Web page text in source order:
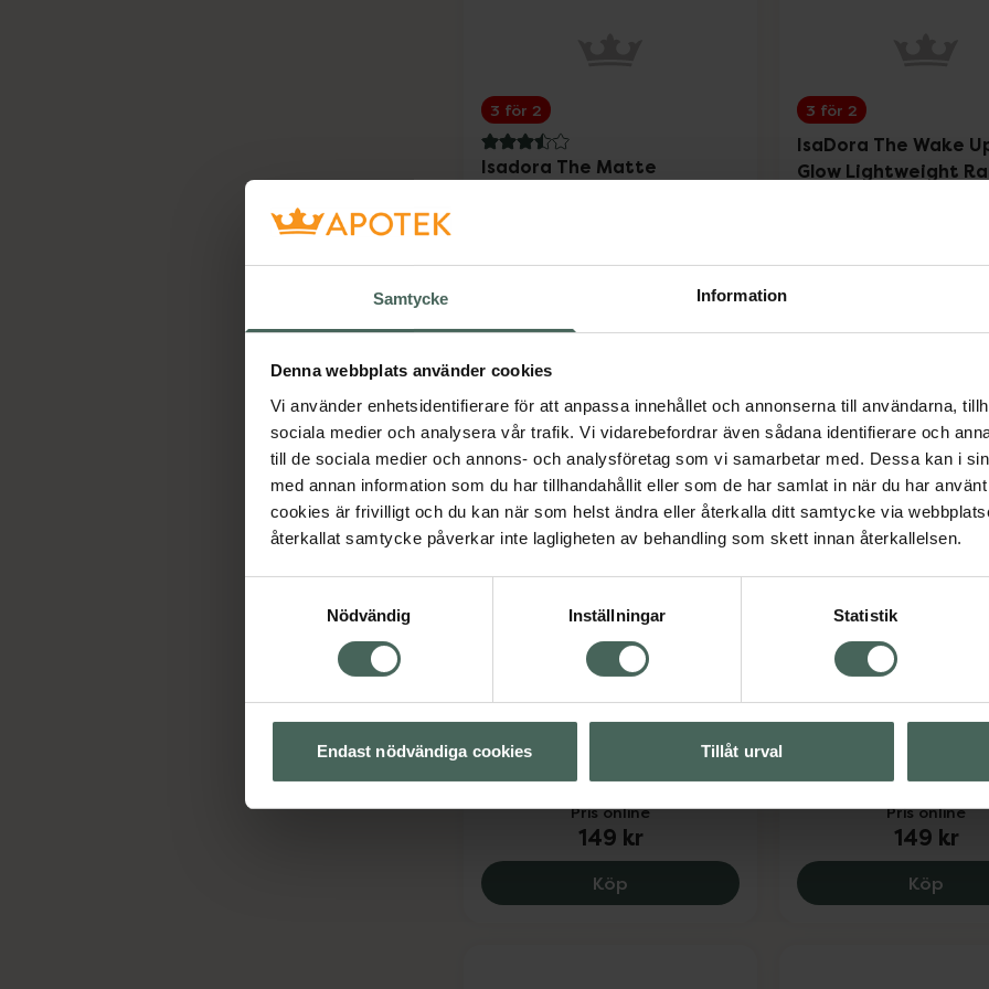
Samtycke Information
Denna webbplats använder cookies
Vi använder enhetsidentifierare för att anpassa innehållet och annonserna till användarna,
sociala medier och analysera vår trafik. Vi vidarebefordrar även sådana identifierare och
till de sociala medier och annons- och analysföretag som vi samarbetar med. Dessa kan i
med annan information som du har tillhandahållit eller som de har samlat in när du har
cookies är frivilligt och du kan när som helst ändra eller återkalla ditt samtycke via
återkallat samtycke påverkar inte lagligheten av behandling som skett innan återkallelsen.
Nödvändig
Inställningar Statistik
Endast nödvändiga cookies Tillåt urval
3 för 2
3.5 av 5 i omdöme
Isadora The Matte
Pris online
Isadora The Matte Eyeshadow Stick
3 för 2
IsaDora The Wake
Glow Lightweight
Köp
IsaDora The Brow Fix
Tinted Eyebrow Gel Dark
Brown 02
Pris online
149 kr
Köp
3 för 2
IsaDora The Gleam
Eyeshadow Stick
& Water-Resistant
Pris online
149 kr
Köp